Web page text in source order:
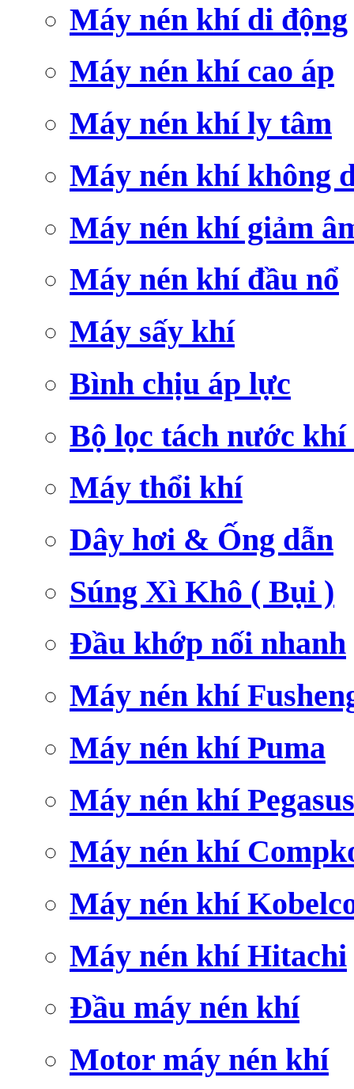
Máy nén khí di động
Máy nén khí cao áp
Máy nén khí ly tâm
Máy nén khí không
Máy nén khí giảm
Máy nén khí đầu nổ
Máy sấy khí
Bình chịu áp lực
Bộ lọc tách nước khí
Máy thổi khí
Dây hơi & Ống dẫn
Súng Xì Khô ( Bụi )
Đầu khớp nối nhanh
Máy nén khí
Máy nén khí Puma
Máy nén khí Pegasus
Máy nén khí
Máy nén khí
Máy nén khí Hitachi
Đầu máy nén khí
Motor máy nén khí